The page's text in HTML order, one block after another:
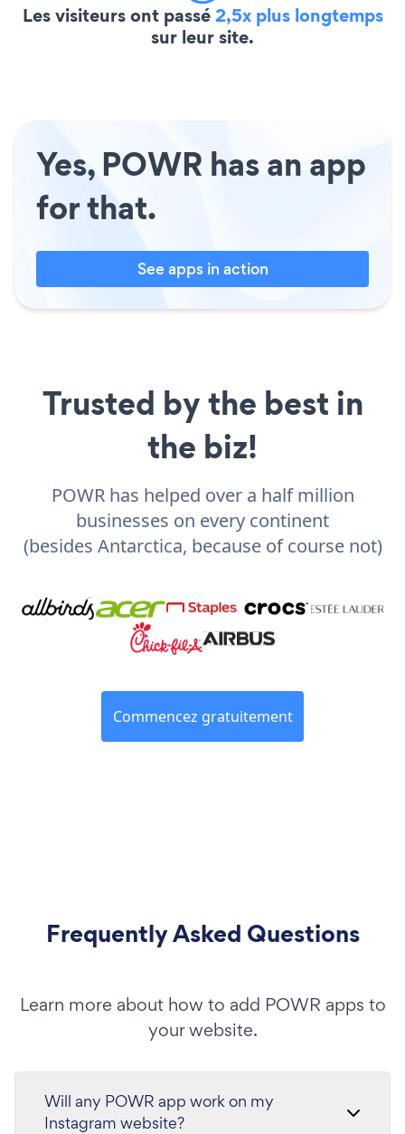
Les visiteurs ont passé2,5x plus longtemps
sur leur site.
Yes, POWR has an app
for that.
See apps in action
Trusted by the best in
the biz!
POWR has helped over a half million
businesses on every continent
(besides Antarctica, because of course not)
Commencez gratuitement
Frequently Asked Questions
Learn more about how to add POWR apps to
your website.
Will any POWR app work on my
Instagram website?